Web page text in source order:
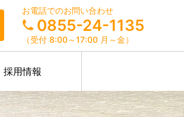
お電話でのお問い合わせ
0855-24-1135
（受付 8:00～17:00 月～金）
採用情報